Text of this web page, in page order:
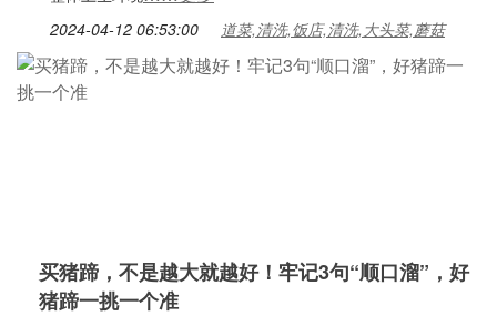
2024-04-12 06:53:00 道菜,清洗,饭店,清洗,大头菜,蘑菇
买猪蹄，不是越大就越好！牢记3句“顺口溜”，好
猪蹄一挑一个准